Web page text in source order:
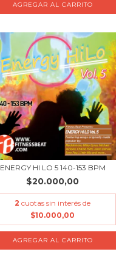
ENERGY HI LO 5 140-153 BPM
$20.000,00
2 cuotas sin interés de
$10.000,00